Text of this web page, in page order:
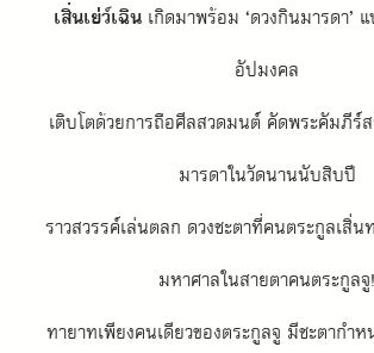
เสิ่นเย่ว์เฉิน เกิดมาพร้อม ‘ดวงกินมารดา’
อัปมงคล
เติบโตด้วยการถือศีลสวดมนต์ คัดพระคัมภีร์
มารดาในวัดนานนับสิบปี
ราวสวรรค์เล่นตลก ดวงชะตาที่คนตระกูลเสิ่
มหาศาลในสายตาคนตระกูลจู!
ทายาทเพียงคนเดียวของตระกูลจู มีชะตากำ